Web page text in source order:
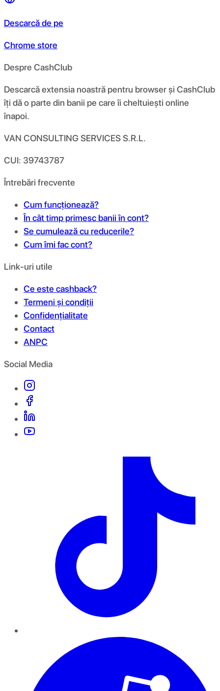
Descarcă de pe
Chrome store
Despre CashClub
Descarcă extensia noastră pentru browser și CashClub
îți dă o parte din banii pe care îi cheltuiești online
înapoi.
VAN CONSULTING SERVICES S.R.L.
CUI: 39743787
Întrebări frecvente
Cum funcționează?
În cât timp primesc banii în cont?
Se cumulează cu reducerile?
Cum îmi fac cont?
Link-uri utile
Ce este cashback?
Termeni și condiții
Confidențialitate
Contact
ANPC
Social Media